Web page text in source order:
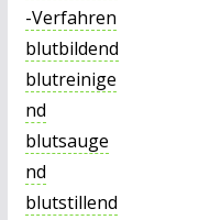
-Verfahren
blutbildend
blutreinige
nd
blutsauge
nd
blutstillend